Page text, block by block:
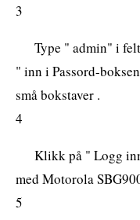
3
Type " admin" i
" inn i Passord-
små bokstaver .
4
Klikk på " Logg
med Motorola
5